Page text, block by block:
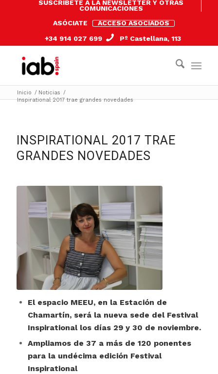
SUSCRÍBETE A LA NEWSLETTER Y OTRAS
COMUNICACIONES
ASÓCIATE
ACCESO ASOCIADOS
+34 914 027 699
Pº Castellana, 113
Inicio / Noticias /
Inspirational 2017 trae grandes novedades
INSPIRATIONAL 2017 TRAE
GRANDES NOVEDADES
El espacio MEEU, en la Estación de
Chamartín, será la nueva sede del Festival
Inspirational los días 29 y 30 de noviembre.
Ampliamos de 37 a más de 120 ponentes
para la undécima edición Festival
Inspirational